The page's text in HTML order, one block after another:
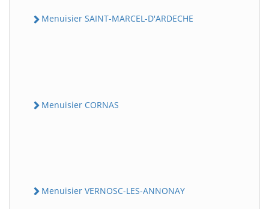
Menuisier SAINT-MARCEL-D'ARDECHE
Menuisier CORNAS
Menuisier VERNOSC-LES-ANNONAY